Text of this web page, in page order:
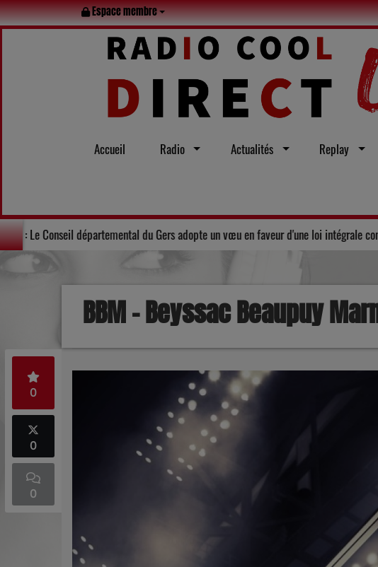
Espace membre
Accueil Radio Actualités Replay
tout l’été Solidarité : Le Conseil départemental du Gers adopte un
BBM - Beyssac Beaupuy
0
0
0